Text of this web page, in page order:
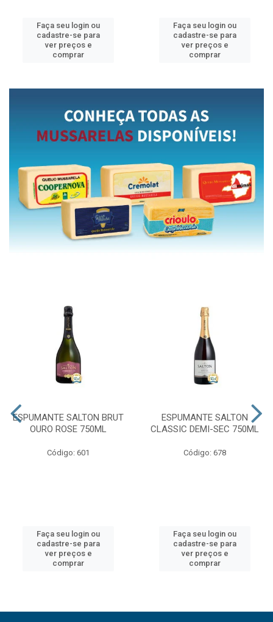
Faça seu login ou
cadastre-se para
ver preços e
comprar
Faça seu login ou
cadastre-se para
ver preços e
comprar
ESPUMANTE SALTON BRUT
OURO ROSE 750ML
Código: 601
Faça seu login ou
cadastre-se para
ver preços e
comprar
ESPUMANTE SALTON
CLASSIC DEMI-SEC 750ML
Código: 678
Faça seu login ou
cadastre-se para
ver preços e
comprar